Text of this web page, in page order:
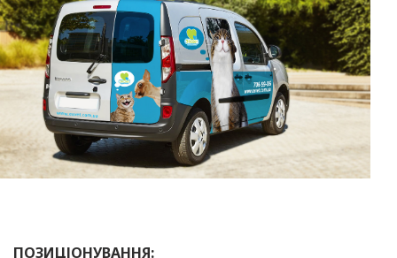
ПОЗИЦІОНУВАННЯ: